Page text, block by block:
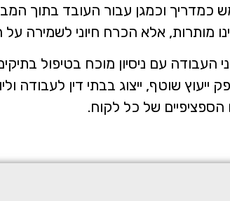
וכמגן עבור העובד בתוך
מותרות, אלא הכרח חיוני
עם ניסיון מוכח בטיפול
שוטף, ייצוג בבתי דין לעבודה
הספציפיים של כל לקוח.